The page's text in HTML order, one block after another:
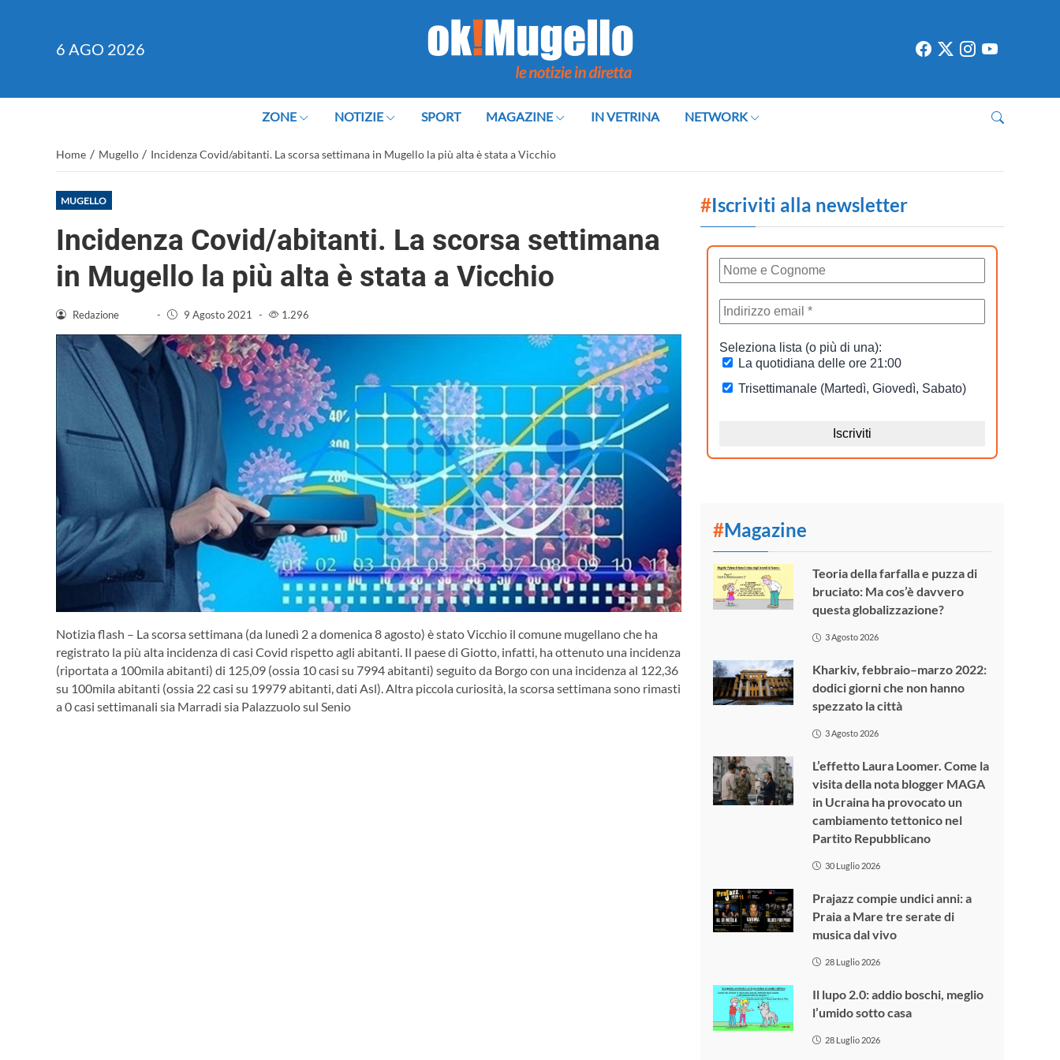
6 AGO 2026
ZONE NOTIZIE SPORT MAGAZINE IN VETRINA NETWORK
Home / Mugello / Incidenza Covid/abitanti. La scorsa settimana in Mugello la più alta è stata a Vicchio
MUGELLO
Incidenza Covid/abitanti. La scorsa settimana
in Mugello la più alta è stata a Vicchio
Redazione - 9 Agosto 2021 - 1.296
Notizia flash – La scorsa settimana (da lunedì 2 a domenica 8 agosto) è stato Vicchio il comune mugellano che ha
registrato la più alta incidenza di casi Covid rispetto agli abitanti. Il paese di Giotto, infatti, ha ottenuto una incidenza
(riportata a 100mila abitanti) di 125,09 (ossia 10 casi su 7994 abitanti) seguito da Borgo con una incidenza al 122,36
su 100mila abitanti (ossia 22 casi su 19979 abitanti, dati Asl). Altra piccola curiosità, la scorsa settimana sono rimasti
a 0 casi settimanali sia Marradi sia Palazzuolo sul Senio
#Iscriviti alla newsletter
#Magazine
Teoria della farfalla e puzza di
bruciato: Ma cos’è davvero
questa globalizzazione?
3 Agosto 2026
Kharkiv, febbraio–marzo 2022:
dodici giorni che non hanno
spezzato la città
3 Agosto 2026
L’effetto Laura Loomer. Come la
visita della nota blogger MAGA
in Ucraina ha provocato un
cambiamento tettonico nel
Partito Repubblicano
30 Luglio 2026
Prajazz compie undici anni: a
Praia a Mare tre serate di
musica dal vivo
28 Luglio 2026
Il lupo 2.0: addio boschi, meglio
l’umido sotto casa
28 Luglio 2026